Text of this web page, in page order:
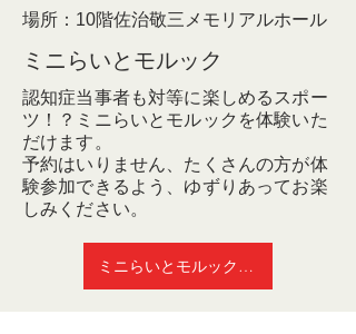
場所：10階佐治敬三メモリアルホール
ミニらいとモルック
認知症当事者も対等に楽しめるスポー
ツ！？ミニらいとモルックを体験いた
だけます。
予約はいりません、たくさんの方が体
験参加できるよう、ゆずりあってお楽
しみください。
ミニらいとモルックとは